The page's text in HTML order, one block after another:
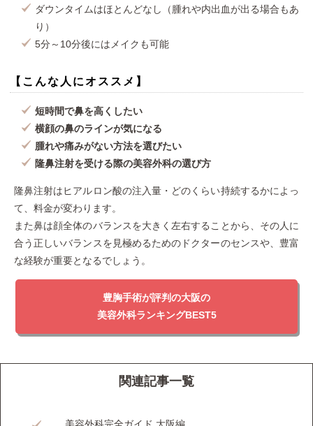
ダウンタイムはほとんどなし（腫れや内出血が出る場合もあ
り）
5分～10分後にはメイクも可能
【こんな人にオススメ】
短時間で鼻を高くしたい
横顔の鼻のラインが気になる
腫れや痛みがない方法を選びたい
隆鼻注射を受ける際の美容外科の選び方
隆鼻注射はヒアルロン酸の注入量・どのくらい持続するかによっ
て、料金が変わります。
また鼻は顔全体のバランスを大きく左右することから、その人に
合う正しいバランスを見極めるためのドクターのセンスや、豊富
な経験が重要となるでしょう。
豊胸手術が評判の大阪の
美容外科ランキングBEST5
関連記事一覧